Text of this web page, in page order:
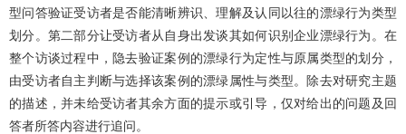
型问答验证受访者是否能清晰辨识、理解及认同以往的漂绿行为类型
划分。第二部分让受访者从自身出发谈其如何识别企业漂绿行为。在
整个访谈过程中，隐去验证案例的漂绿行为定性与原属类型的划分，
由受访者自主判断与选择该案例的漂绿属性与类型。除去对研究主题
的描述，并未给受访者其余方面的提示或引导，仅对给出的问题及回
答者所答内容进行追问。